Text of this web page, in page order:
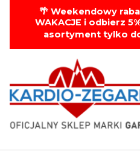
🌴 Weekendowy
WAKACJE i odbierz
asortyment tylko